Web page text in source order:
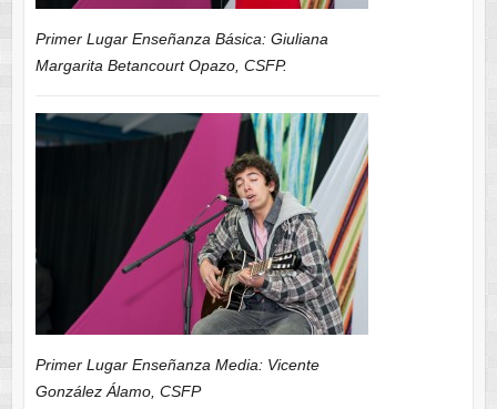
Primer Lugar Enseñanza Básica: Giuliana
Margarita Betancourt Opazo, CSFP.
Primer Lugar Enseñanza Media: Vicente
González Álamo, CSFP